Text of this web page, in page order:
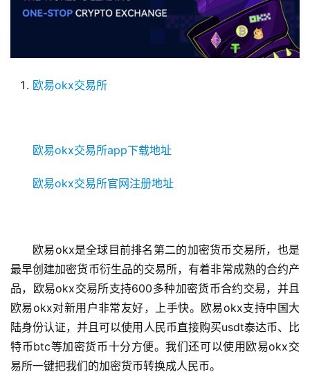
欧易okx交易所
欧易okx交易所app下载地址
欧易okx交易所官网注册地址
欧易okx是全球目前排名第二的加密货币交易所，也是
最早创建加密货币衍生品的交易所，有着非常成熟的合约产
品，欧易okx交易所支持600多种加密货币合约交易，并且
欧易okx对新用户非常友好，上手快。欧易okx支持中国大
陆身份认证，并且可以使用人民币直接购买usdt泰达币、比
特币btc等加密货币十分方便。我们还可以使用欧易okx交
易所一键把我们的加密货币转换成人民币。